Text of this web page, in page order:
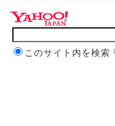
このサイト内を検索